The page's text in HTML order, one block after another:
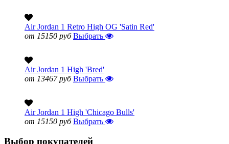
Air Jordan 1 Retro High OG 'Satin Red'
от 15150 руб Выбрать
Air Jordan 1 High 'Bred'
от 13467 руб Выбрать
Air Jordan 1 High 'Chicago Bulls'
от 15150 руб Выбрать
Выбор покупателей